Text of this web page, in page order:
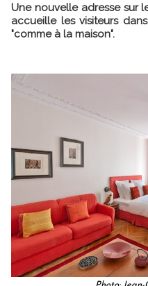
Une nouvelle adresse sur
accueille les visiteurs
"comme à la maison".